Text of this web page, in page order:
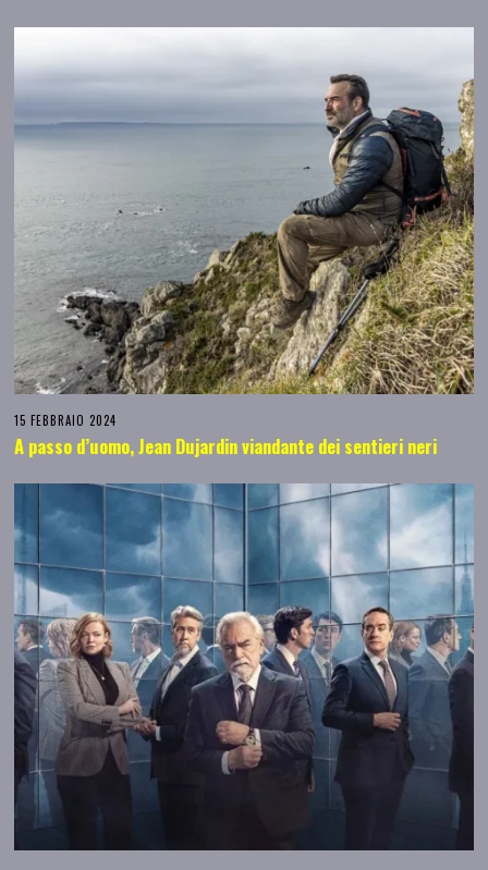
15 FEBBRAIO 2024
A passo d’uomo, Jean Dujardin viandante dei sentieri neri